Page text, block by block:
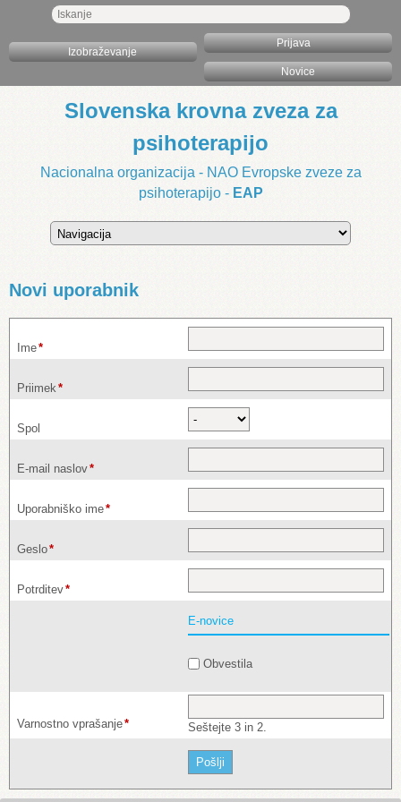
Prijava
Izobraževanje
Novice
Slovenska krovna zveza za
psihoterapijo
Nacionalna organizacija - NAO Evropske zveze za
psihoterapijo - EAP
Novi uporabnik
Zahtevano
Ime*
Zahtevano
Priimek *
Spol
Zahtevano
E-mail naslov*
Zahtevano
Uporabniško ime*
Zahtevano
Geslo*
Zahtevano
Potrditev*
E-novice
Obvestila
Zahtevano
Varnostno vprašanje* Seštejte 3 in 2.